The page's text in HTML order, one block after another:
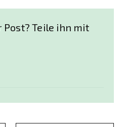
Teile ihn mit